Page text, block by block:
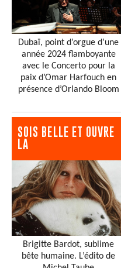
Dubaï, point d’orgue d’une
année 2024 flamboyante
avec le Concerto pour la
paix d’Omar Harfouch en
présence d’Orlando Bloom
SOIS BELLE ET OUVRE
LA
Brigitte Bardot, sublime
bête humaine. L’édito de